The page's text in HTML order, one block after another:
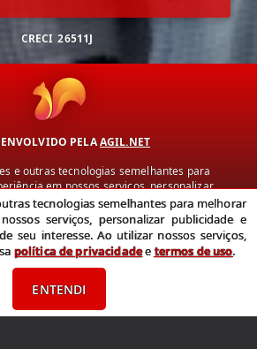
CRECI 26511J
PELAAGIL.NET
e outras tecnologias semelhantes para
em nossos serviços, personalizar
conteúdo de seu interesse. Ao utilizar
com nossa política de privacidade e
termos de uso.
Privacidade Termos de uso
tecnologias semelhantes para melhorar
serviços, personalizar publicidade e
seu interesse. Ao utilizar nossos serviços,
política de privacidadeetermos de uso.
ENTENDI